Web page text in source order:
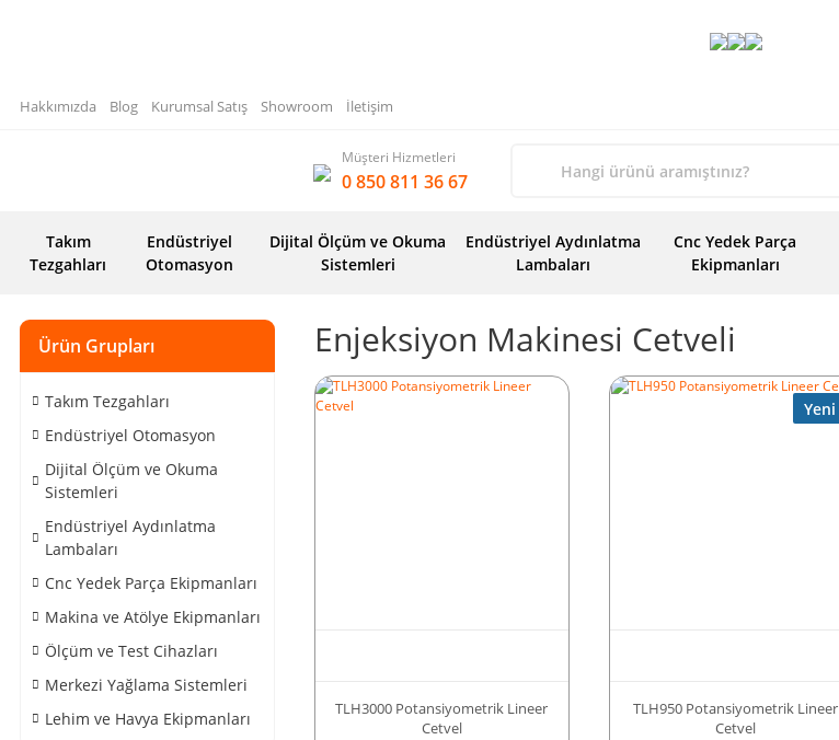
Hakkımızda Blog Kurumsal Satış Showroom İletişim
Müşteri Hizmetleri
0 850 811 36 67
Takım
Tezgahları
Endüstriyel
Otomasyon
Dijital Ölçüm ve Okuma
Sistemleri
Endüstriyel Aydınlatma
Lambaları
Cnc Yedek Parça
Ekipmanları
Ürün Grupları
Takım Tezgahları
Endüstriyel Otomasyon
Dijital Ölçüm ve Okuma
Sistemleri
Endüstriyel Aydınlatma
Lambaları
Cnc Yedek Parça Ekipmanları
Makina ve Atölye Ekipmanları
Ölçüm ve Test Cihazları
Merkezi Yağlama Sistemleri
Lehim ve Havya Ekipmanları
Enjeksiyon Makinesi Cetveli
TLH3000 Potansiyometrik Lineer
Cetvel
Yeni
TLH950 Potansiyometrik Lineer
Cetvel